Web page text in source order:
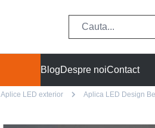
BlogDespre noiContact
Aplice LED exterior Aplica LED Design